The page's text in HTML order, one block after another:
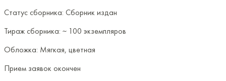
Статус сборника: Сборник издан
Тираж сборника: ~ 100 экземпляров
Обложка: Мягкая, цветная
Прием заявок окончен